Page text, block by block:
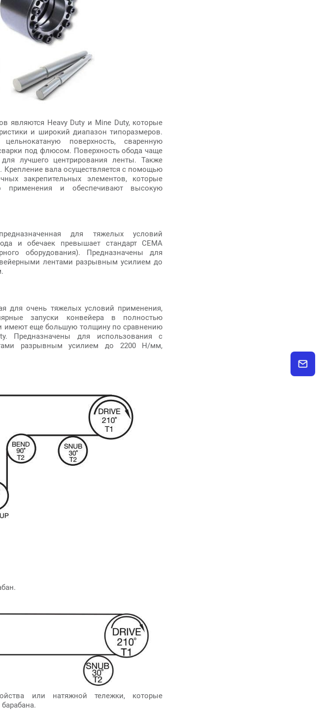
являются Heavy Duty и Mine Duty, которые
и широкий диапазон типоразмеров.
поверхность, сваренную
под флюсом. Поверхность обода чаще
лучшего центрирования ленты. Также
вала осуществляется с помощью
закрепительных элементов, которые
применения и обеспечивают высокую
для тяжелых условий
и обечаек превышает стандарт CEMA
оборудования). Предназначены для
лентами разрывным усилием до
для очень тяжелых условий применения,
запуски конвейера в полностью
имеют еще большую толщину по сравнению
Предназначены для использования с
разрывным усилием до 2200 Н/мм,
или натяжной тележки, которые